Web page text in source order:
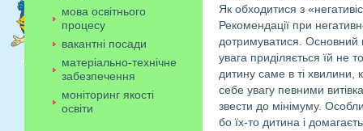
Як обходитися з
Рекомендації при
дотримуватися. Основний
увага приділяється їй не
дитину саме в ті хвилини,
себе увагу певними
звести до мінімуму.
бо їх-то дитина і
мова освітнього
процесу
вакантні посади
матеріально-технічне
забезпечення
моніторинг якості
освіти